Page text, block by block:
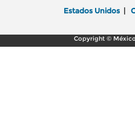
Estados Unidos |
Copyright ©